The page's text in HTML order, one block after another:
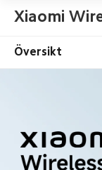
Xiaomi
Översikt